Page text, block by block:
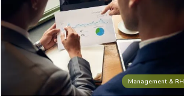
Management & RH